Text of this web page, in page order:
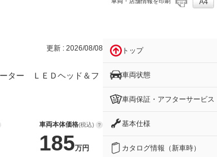
A4
更新 : 2026/08/08
ター ＬＥＤヘッド＆フ
車両本体価格(税込)
185万円
トップ
車両状態
車両保証・アフターサービス
基本仕様
カタログ情報（新車時）